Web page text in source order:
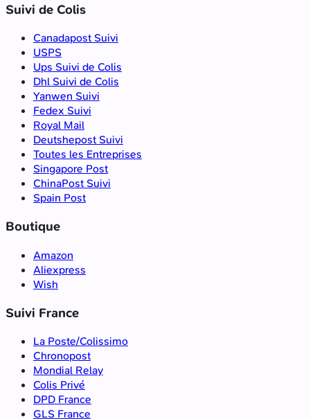
Suivi de Colis
Canadapost Suivi
USPS
Ups Suivi de Colis
Dhl Suivi de Colis
Yanwen Suivi
Fedex Suivi
Royal Mail
Deutshepost Suivi
Toutes les Entreprises
Singapore Post
ChinaPost Suivi
Spain Post
Boutique
Amazon
Aliexpress
Wish
Suivi France
La Poste/Colissimo
Chronopost
Mondial Relay
Colis Privé
DPD France
GLS France